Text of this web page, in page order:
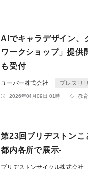
AIでキャラデザイン、
ワークショップ」提供
も受付
ユーバー株式会社 プレスリ
2026年04月09日 01時 教育
第23回ブリヂストン
都内各所で展示-
ブリヂストンサイクル株式会社